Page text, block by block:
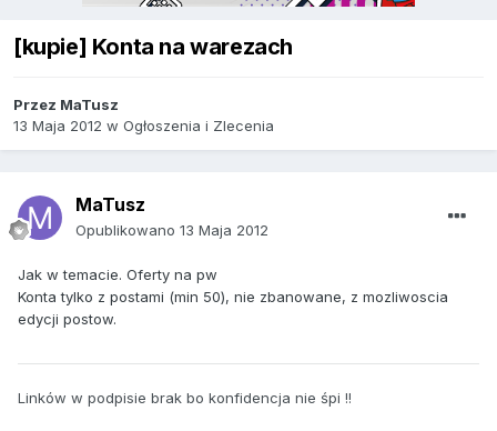
[kupie] Konta na warezach
Przez MaTusz
13 Maja 2012 w Ogłoszenia i Zlecenia
MaTusz
Opublikowano 13 Maja 2012
Jak w temacie. Oferty na pw
Konta tylko z postami (min 50), nie zbanowane, z mozliwoscia
edycji postow.
Linków w podpisie brak bo konfidencja nie śpi !!